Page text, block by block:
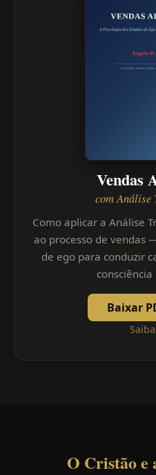
Vendas
com Análise
Como aplicar a Análise
ao processo de vendas
de ego para conduzir
Baixar
O Cristão e